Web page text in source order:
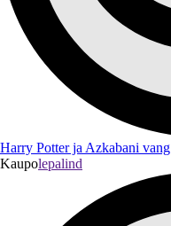
Harry Potter ja Azkabani vang
Kaupolepalind